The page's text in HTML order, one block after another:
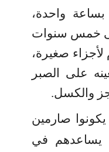
بساعة واحدة،
خمس سنوات
صغيرة،
على الصبر
والكسل.
صارمين
يساعدهم في